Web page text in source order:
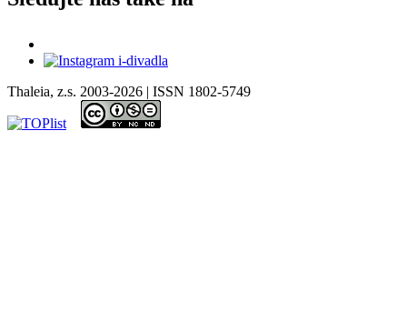
Thaleia, z.s. 2003-2026 | ISSN 1802-5749